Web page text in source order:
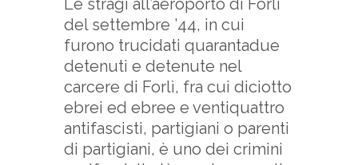
del settembre ’44, in cui
furono trucidati quarantadue
detenuti e detenute nel
carcere di Forlì, fra cui diciotto
ebrei ed ebree e ventiquattro
antifascisti, partigiani o parenti
di partigiani, è uno dei crimini